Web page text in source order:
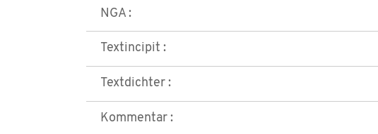
NGA :
Textincipit :
Textdichter :
Kommentar :